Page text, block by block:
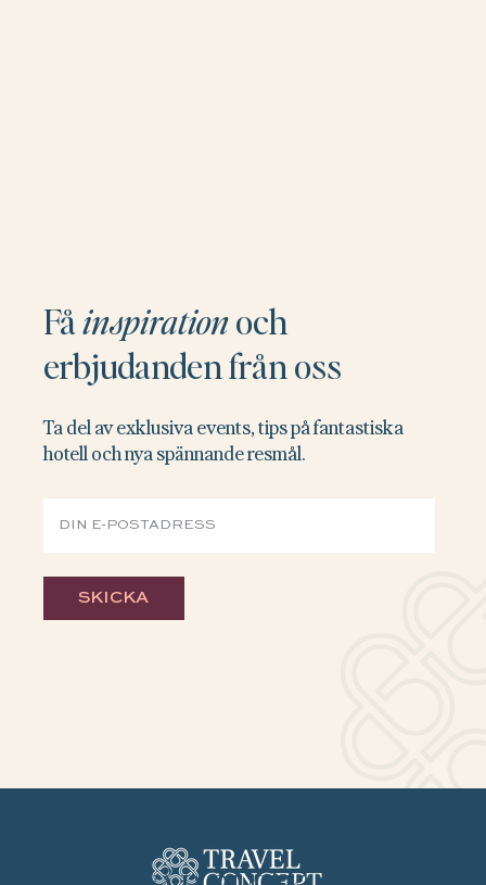
Fåinspirationoch
erbjudanden från oss
Ta del av exklusiva events, tips på fantastiska
hotell och nya spännande resmål.
SKICKA